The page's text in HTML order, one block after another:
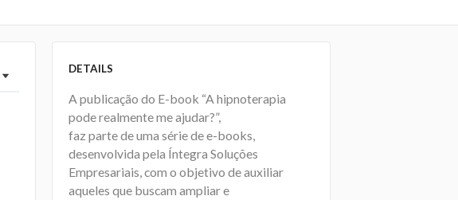
DETAILS
A publicação do E-book “A hipnoterapia
pode realmente me ajudar?”,
faz parte de uma série de e-books,
desenvolvida pela Íntegra Soluções
Empresariais, com o objetivo de auxiliar
aqueles que buscam ampliar e